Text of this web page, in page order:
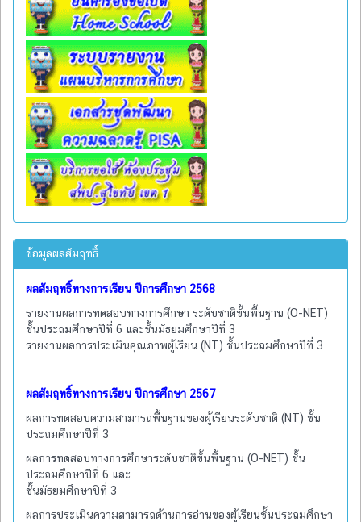
ข้อมูลผลสัมฤทธิ์
ผลสัมฤทธิ์ทางการเรียน ปีการศึกษา 2568
รายงานผลการทดสอบทางการศึกษา ระดับชาติขั้นพื้นฐาน (O-NET)
ชั้นประถมศึกษาปีที่ 6 และชั้นมัธยมศึกษาปีที่ 3
รายงานผลการประเมินคุณภาพผู้เรียน (NT) ชั้นประถมศึกษาปีที่ 3
ผลสัมฤทธิ์ทางการเรียน ปีการศึกษา 2567
ผลการทดสอบความสามารถพื้นฐานของผู้เรียนระดับชาติ (NT) ชั้น
ประถมศึกษาปีที่ 3
ผลการทดสอบทางการศึกษาระดับชาติขั้นพื้นฐาน (O-NET) ชั้น
ประถมศึกษาปีที่ 6 และ
ชั้นมัธยมศึกษาปีที่ 3
ผลการประเมินความสามารถด้านการอ่านของผู้เรียนชั้นประถมศึกษา